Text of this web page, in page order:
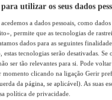
utilizar os seus dados
a dados pessoais, como
permite que as tecnologias de
dados para as seguintes
tecnologias serão desativadas. Se
ser tão relevantes para si. Pode voltar
momento clicando na ligação Gerir
da página, se aplicável). As suas
política de privacidade.